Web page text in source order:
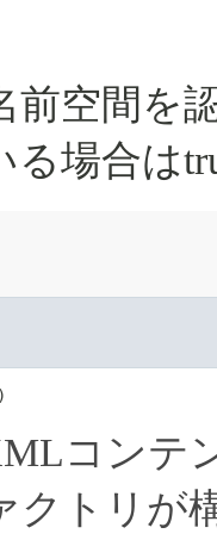
前空間を
る場合は
コンテ
クトリが